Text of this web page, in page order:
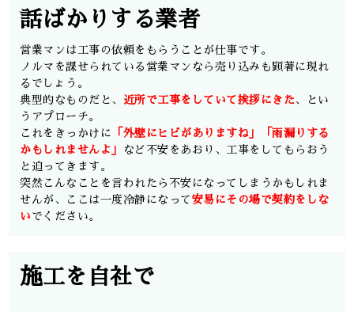
話ばかりする業者
営業マンは工事の依頼をもらうことが仕事です。
ノルマを課せられている営業マンなら売り込みも顕著に現れ
るでしょう。
典型的なものだと、 近所で工事をしていて挨拶にきた、とい
うアプローチ。
これをきっかけに 「外壁にヒビがありますね」「雨漏りする
かもしれませんよ」
など不安をあおり、工事をしてもらおう
と迫ってきます。
突然こんなことを言われたら不安になってしまうかもしれま
せんが、ここは一度冷静になって 安易にその場で契約をしな
い でください。
施工を自社で